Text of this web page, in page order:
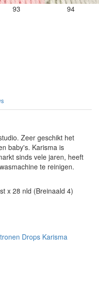
93 94
Zeer geschikt het
baby's. Karisma is
sinds vele jaren, heeft
te reinigen.
x 28 nld (Breinaald 4)
Drops Karisma